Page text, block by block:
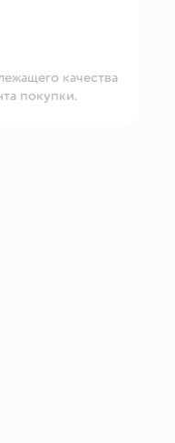
качества
покупки.